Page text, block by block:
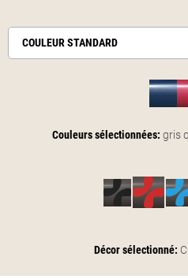
COULEUR STANDARD
Couleurs sélectionnées: gris
Décor sélectionné: